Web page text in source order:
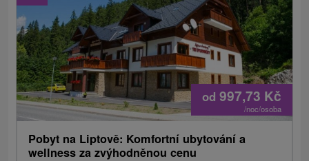
od 997,73 Kč
/noc/osoba
Pobyt na Liptově: Komfortní ubytování a
wellness za zvýhodněnou cenu